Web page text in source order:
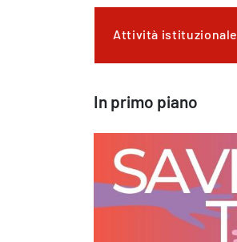
Attività istituzionale
In primo piano